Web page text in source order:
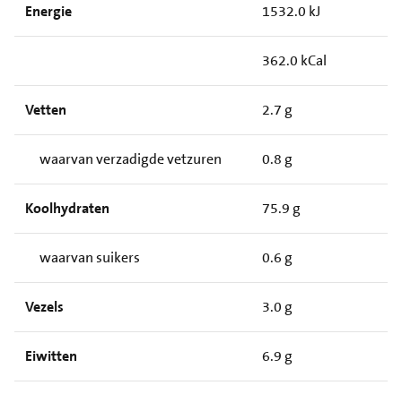
Energie 1532.0 kJ
362.0 kCal
Vetten 2.7 g
waarvan verzadigde vetzuren 0.8 g
Koolhydraten 75.9 g
waarvan suikers 0.6 g
Vezels 3.0 g
Eiwitten 6.9 g